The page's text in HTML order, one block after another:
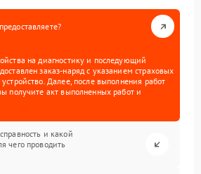
на диагностику и последующий
заказ-наряд с указанием страховых
Далее, после выполнения работ
получите акт выполненных работ и
и какой
чего проводить